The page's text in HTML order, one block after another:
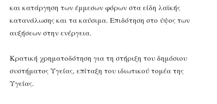
και κατάργηση των έμμεσων φόρων στα είδη λαϊκής
κατανάλωσης και τα καύσιμα. Επιδότηση στο ύψος των
αυξήσεων στην ενέργεια.
Κρατική χρηματοδότηση για τη στήριξη του δημόσιου
συστήματος Υγείας, επίταξη του ιδιωτικού τομέα της
Υγείας.